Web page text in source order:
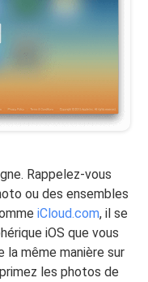
Rappelez-vous
ou des ensembles
iCloud.com, il se
iOS que vous
même manière sur
les photos de